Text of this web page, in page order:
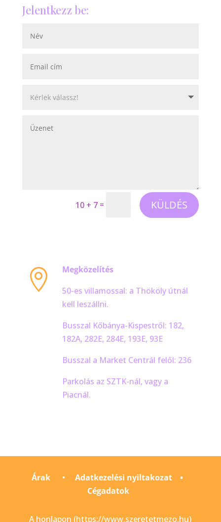
Jelentkezz be:
10 + 7 = KÜLDÉS

Megközelítés
50-es villamossal: a Thököly útnál
kell leszállni.
Busszal Kőbánya-Kispestről: 182,
182A, 282E, 284E, 193E, 93E
Busszal a Market Centrál felől: 236
Parkolás az SZTK-nál, vagy a
Piacnál.
Árak • Adatkezelési nyiltakozat •
Cégadatok
A honlapon (https://www.szeretetmezo.hu)